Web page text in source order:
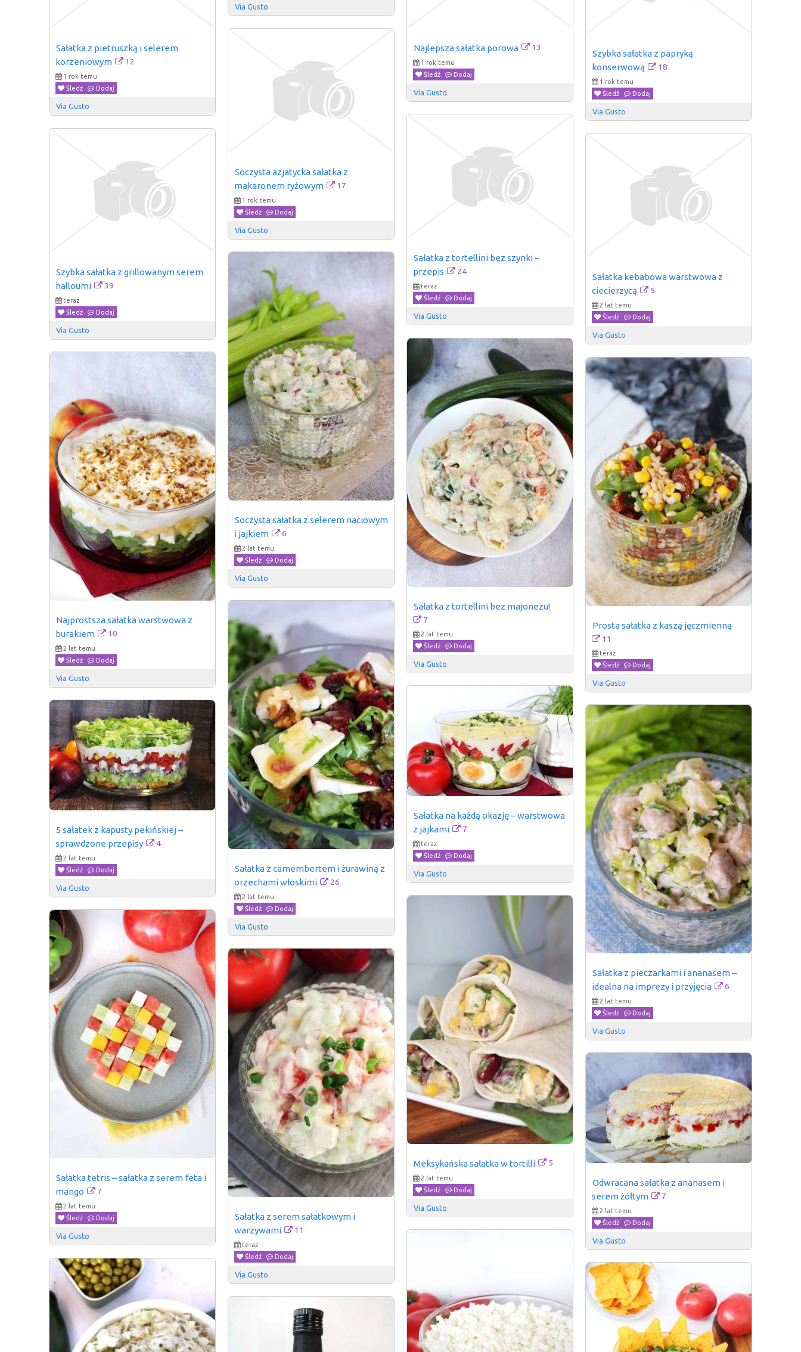
Via Gusto
Sałatka z pietruszką i selerem
korzeniowym
12
1 rok temu
Śledź
Dodaj
Via Gusto
Najlepsza sałatka porowa 13
1 rok temu
Śledź
Dodaj
Via Gusto
Szybka sałatka z papryką
konserwową
18
1 rok temu
Śledź
Dodaj
Via Gusto
Soczysta azjatycka sałatka z
makaronem ryżowym
17
1 rok temu
Śledź
Dodaj
Via Gusto
Sałatka z tortellini bez szynki –
przepis
24
teraz
Śledź
Dodaj
Via Gusto
Szybka sałatka z grillowanym serem
halloumi
39
teraz
Śledź
Dodaj
Via Gusto
Sałatka kebabowa warstwowa z
ciecierzycą
5
2 lat temu
Śledź
Dodaj
Via Gusto
Soczysta sałatka z selerem naciowym
i jajkiem
6
2 lat temu
Śledź
Dodaj
Via Gusto
Sałatka z tortellini bez majonezu!
7
2 lat temu
Śledź
Dodaj
Via Gusto
Najprostsza sałatka warstwowa z
burakiem
10
2 lat temu
Śledź
Dodaj
Via Gusto
Prosta sałatka z kaszą jęczmienną
11
teraz
Śledź
Dodaj
Via Gusto
Sałatka z camembertem i żurawiną z
orzechami włoskimi
26
2 lat temu
Śledź
Dodaj
Via Gusto
Sałatka na każdą okazję – warstwowa
z jajkami
7
teraz
Śledź
Dodaj
Via Gusto
5 sałatek z kapusty pekińskiej –
sprawdzone przepisy
4
2 lat temu
Śledź
Dodaj
Via Gusto
Sałatka z pieczarkami i ananasem –
idealna na imprezy i przyjęcia
6
2 lat temu
Śledź
Dodaj
Via Gusto
Meksykańska sałatka w tortilli 5
2 lat temu
Śledź
Dodaj
Via Gusto
Sałatka tetris – sałatka z serem feta i
mango
7
2 lat temu
Śledź
Dodaj
Via Gusto
Sałatka z serem sałatkowym i
warzywami
11
teraz
Śledź
Dodaj
Via Gusto
Odwracana sałatka z ananasem i
serem żółtym
7
2 lat temu
Śledź
Dodaj
Via Gusto